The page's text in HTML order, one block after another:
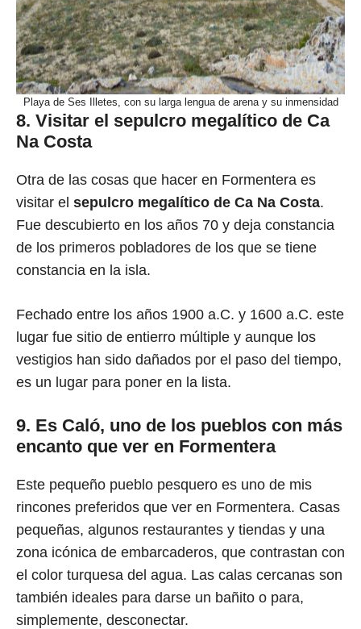
Playa de Ses Illetes, con su larga lengua de arena y su inmensidad
8. Visitar el sepulcro megalítico de Ca
Na Costa
Otra de las cosas que hacer en Formentera es
visitar el sepulcro megalítico de Ca Na Costa.
Fue descubierto en los años 70 y deja constancia
de los primeros pobladores de los que se tiene
constancia en la isla.
Fechado entre los años 1900 a.C. y 1600 a.C. este
lugar fue sitio de entierro múltiple y aunque los
vestigios han sido dañados por el paso del tiempo,
es un lugar para poner en la lista.
9. Es Caló, uno de los pueblos con más
encanto que ver en Formentera
Este pequeño pueblo pesquero es uno de mis
rincones preferidos que ver en Formentera. Casas
pequeñas, algunos restaurantes y tiendas y una
zona icónica de embarcaderos, que contrastan con
el color turquesa del agua. Las calas cercanas son
también ideales para darse un bañito o para,
simplemente, desconectar.